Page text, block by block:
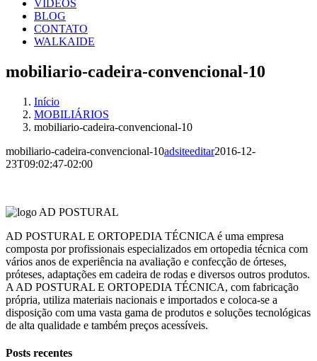
VÍDEOS
BLOG
CONTATO
WALKAIDE
mobiliario-cadeira-convencional-10
Início
MOBILIÁRIOS
mobiliario-cadeira-convencional-10
mobiliario-cadeira-convencional-10adsiteeditar2016-12-
23T09:02:47-02:00
AD POSTURAL E ORTOPEDIA TÉCNICA é uma empresa
composta por profissionais especializados em ortopedia técnica com
vários anos de experiência na avaliação e confecção de órteses,
próteses, adaptações em cadeira de rodas e diversos outros produtos.
A AD POSTURAL E ORTOPEDIA TÉCNICA, com fabricação
própria, utiliza materiais nacionais e importados e coloca-se a
disposição com uma vasta gama de produtos e soluções tecnológicas
de alta qualidade e também preços acessíveis.
Posts recentes